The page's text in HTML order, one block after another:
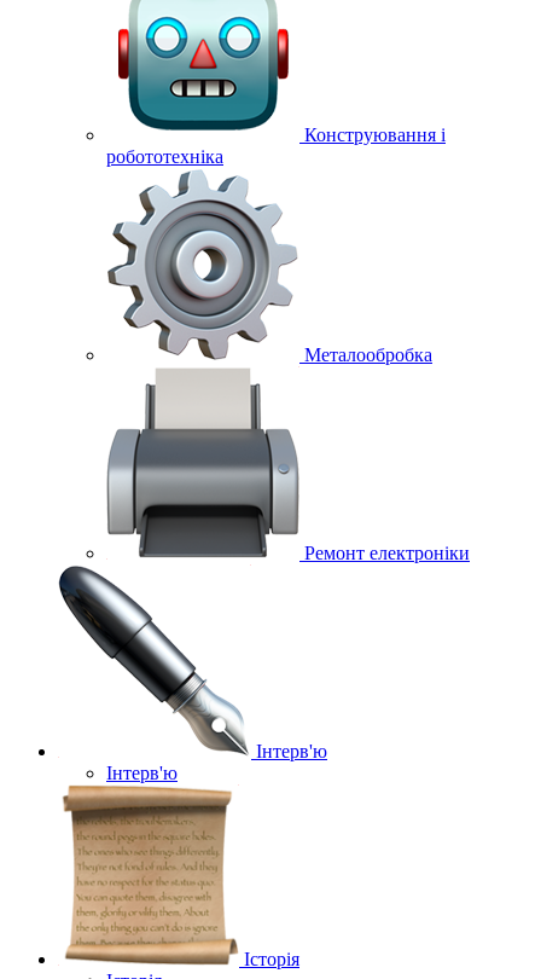
Конструювання і
робототехніка
Металообробка
Ремонт електроніки
Інтерв'ю
Інтерв'ю
Історія